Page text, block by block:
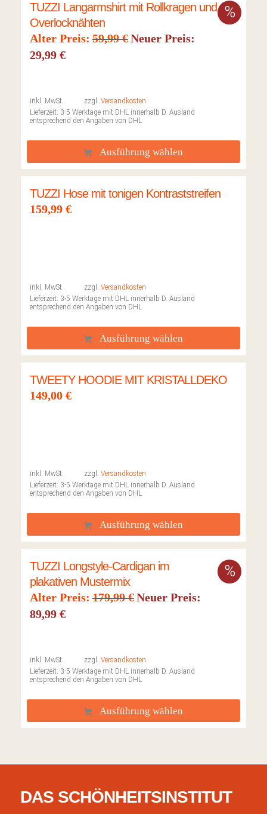
TUZZI Langarmshirt mit Rollkragen und
Overlocknähten
Alter Preis: 59,99€ Ursprünglicher
Neuer Preis:
29,99 €Aktueller
29,99 €.
inkl. MwSt. zzgl. Versandkosten
Lieferzeit: 3-5 Werktage mit DHL innerhalb D. Ausland
entsprechend den Angaben von DHL
Ausführung wählen
TUZZI Hose mit tonigen Kontraststreifen
159,99 €
inkl. MwSt. zzgl. Versandkosten
Lieferzeit: 3-5 Werktage mit DHL innerhalb D. Ausland
entsprechend den Angaben von DHL
Ausführung wählen
TWEETY HOODIE MIT KRISTALLDEKO
149,00 €
inkl. MwSt. zzgl. Versandkosten
Lieferzeit: 3-5 Werktage mit DHL innerhalb D. Ausland
entsprechend den Angaben von DHL
Ausführung wählen
TUZZI Longstyle-Cardigan im
plakativen Mustermix
Alter Preis: 179,99€ Ursprünglicher
Neuer Preis:
89,99 €Aktueller
89,99 €.
inkl. MwSt. zzgl. Versandkosten
Lieferzeit: 3-5 Werktage mit DHL innerhalb D. Ausland
entsprechend den Angaben von DHL
Ausführung wählen
DAS SCHÖNHEITSINSTITUT